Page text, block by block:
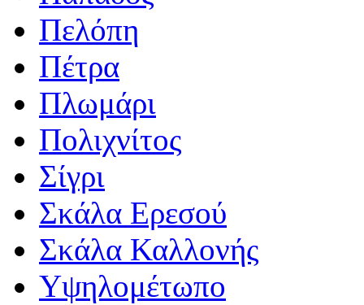
Πελόπη
Πέτρα
Πλωμάρι
Πολιχνίτος
Σίγρι
Σκάλα Ερεσού
Σκάλα Καλλονής
Υψηλομέτωπο